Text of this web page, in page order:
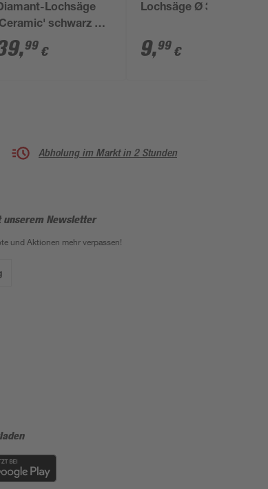
Lochsäge
schwarz Ø
mm
,99 €
Lochsäge Ø 33 mm
9,99 €
Abholung im Markt in 2 Stunden
unserem Newsletter
und Aktionen mehr verpassen!